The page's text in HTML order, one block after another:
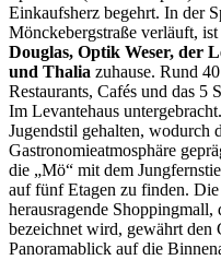
Einkaufsherz begehrt. In der
Mönckebergstraße verläuft,
Douglas, Optik Weser, der
und Thalia zuhause. Rund
Restaurants, Cafés und das 5
Im Levantehaus
Jugendstil gehalten, wodurch
Gastronomieatmosphäre
die „Mö“ mit dem
auf fünf Etagen zu finden.
herausragende
bezeichnet wird, gewährt den
Panoramablick auf die